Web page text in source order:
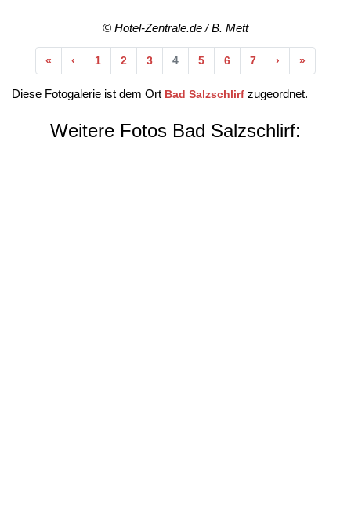
© Hotel-Zentrale.de / B. Mett
« Anfang
‹ Vorherige
1 2 3 4 5 6 7 › Nächste
»
Diese Fotogalerie ist dem Ort Bad Salzschlirf zugeordnet.
Weitere Fotos Bad Salzschlirf: